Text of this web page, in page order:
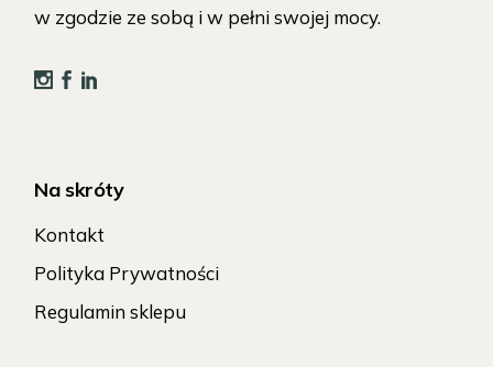
w zgodzie ze sobą i w pełni swojej mocy.
Na skróty
Kontakt
Polityka Prywatności
Regulamin sklepu